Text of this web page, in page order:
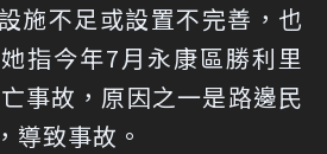
施不足或設置不完善，也
指今年7月永康區勝利里
事故，原因之一是路邊民
導致事故。